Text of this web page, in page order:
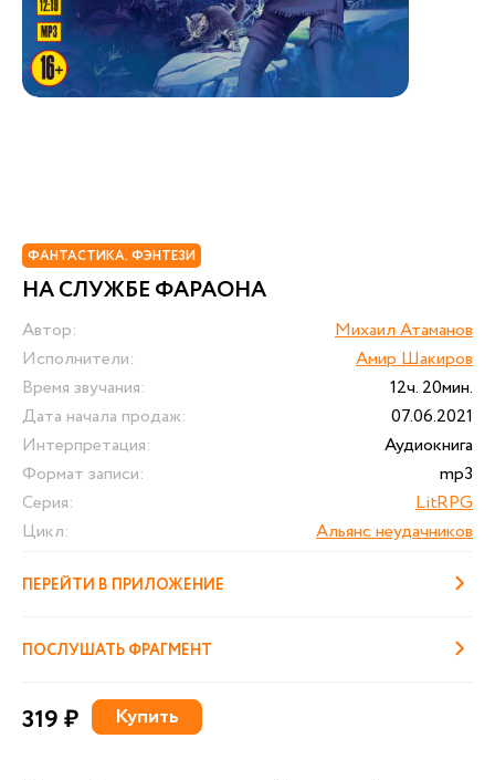
ФАНТАСТИКА. ФЭНТЕЗИ
НА СЛУЖБЕ ФАРАОНА
Автор:
Михаил Атаманов
Исполнители:
Амир Шакиров
Время звучания:
12ч. 20мин.
Дата начала продаж:
07.06.2021
Интерпретация:
Аудиокнига
Формат записи:
mp3
Серия:
LitRPG
Цикл:
Альянс неудачников
ПЕРЕЙТИ В ПРИЛОЖЕНИЕ
ПОСЛУШАТЬ ФРАГМЕНТ
319 ₽ Купить